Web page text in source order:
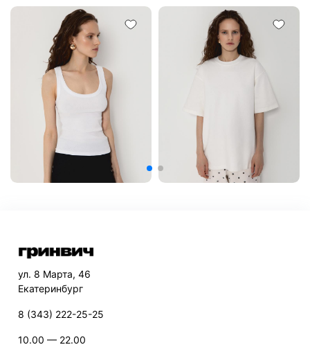
ул. 8 Марта, 46
Екатеринбург
8 (343) 222-25-25
10.00 — 22.00